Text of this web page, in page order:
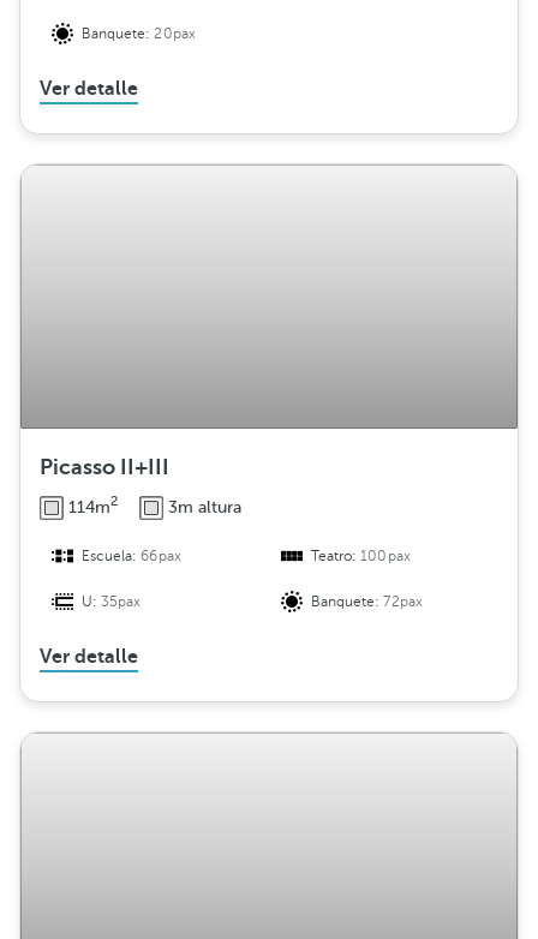
Banquete:20pax
Ver detalle
Picasso II+III
114m2 3m altura
Escuela:66pax Teatro:100pax
U:35pax Banquete:72pax
Ver detalle